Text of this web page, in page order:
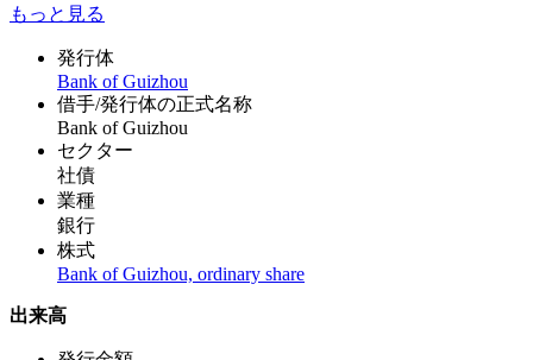
もっと見る
発行体
Bank of Guizhou
借手/発行体の正式名称
Bank of Guizhou
セクター
社債
業種
銀行
株式
Bank of Guizhou, ordinary share
出来高